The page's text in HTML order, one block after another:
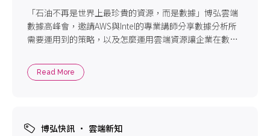
「石油不再是世界上最珍貴的資源，而是數據」博弘雲端
數據高峰會，邀請AWS與Intel的專業講師分享數據分析所
需要運用到的策略，以及怎麼運用雲端資源讓企業在數據
回顧文，博弘雲端帶您一步步建立企業必備的數據競爭力!
Read More
博弘快訊 雲端新知